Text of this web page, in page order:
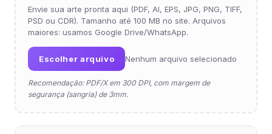
Envie sua arte pronta aqui (PDF, AI, EPS, JPG, PNG, TIFF,
PSD ou CDR). Tamanho até 100 MB no site. Arquivos
maiores: usamos Google Drive/WhatsApp.
Escolher arquivo Nenhum arquivo selecionado
Recomendação: PDF/X em 300 DPI, com margem de
segurança (sangria) de 3mm.